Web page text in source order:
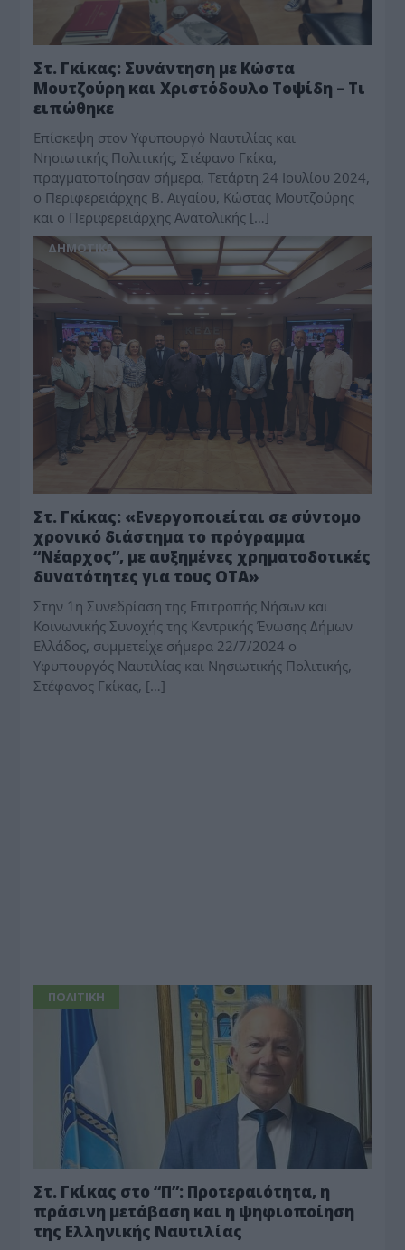
Στ. Γκίκας: Συνάντηση με Κώστα
Μουτζούρη και Χριστόδουλο Τοψίδη – Τι
ειπώθηκε
Επίσκεψη στον Υφυπουργό Ναυτιλίας και
Νησιωτικής Πολιτικής, Στέφανο Γκίκα,
πραγματοποίησαν σήμερα, Τετάρτη 24 Ιουλίου 2024,
ο Περιφερειάρχης Β. Αιγαίου, Κώστας Μουτζούρης
και ο Περιφερειάρχης Ανατολικής […]
ΔΗΜΟΤΙΚΑ
Στ. Γκίκας: «Ενεργοποιείται σε σύντομο
χρονικό διάστημα το πρόγραμμα
“Νέαρχος”, με αυξημένες χρηματοδοτικές
δυνατότητες για τους ΟΤΑ»
Στην 1η Συνεδρίαση της Επιτροπής Νήσων και
Κοινωνικής Συνοχής της Κεντρικής Ένωσης Δήμων
Ελλάδος, συμμετείχε σήμερα 22/7/2024 ο
Υφυπουργός Ναυτιλίας και Νησιωτικής Πολιτικής,
Στέφανος Γκίκας, […]
ΠΟΛΙΤΙΚΗ
Στ. Γκίκας στο “Π”: Προτεραιότητα, η
πράσινη μετάβαση και η ψηφιοποίηση
της Ελληνικής Ναυτιλίας